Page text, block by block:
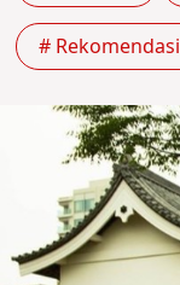
# Rekomendasi